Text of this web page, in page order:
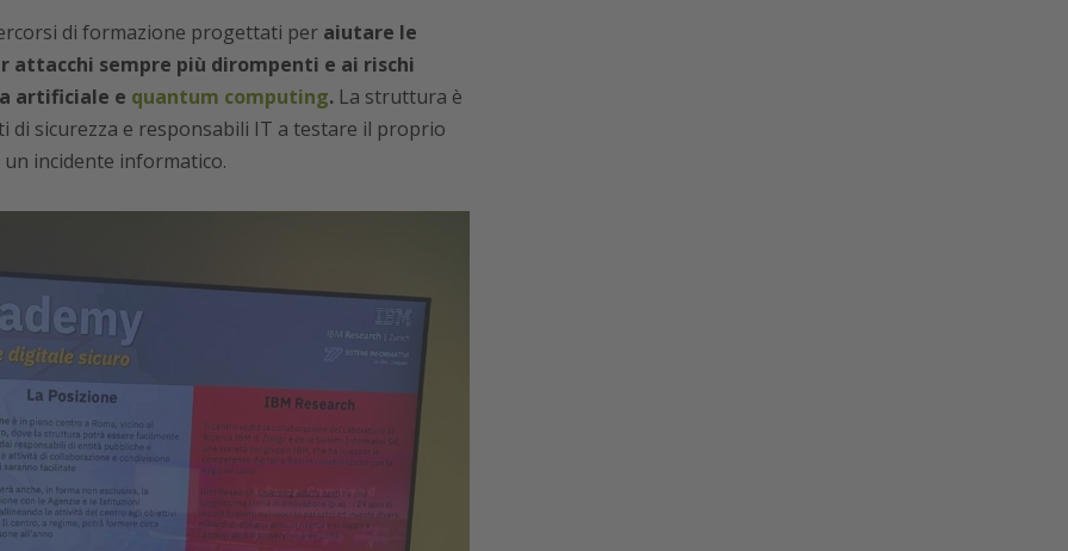
di formazione progettati per aiutare le
attacchi sempre più dirompenti e ai rischi
artificiale e quantum computing.La struttura è
sicurezza e responsabili IT a testare il proprio
incidente informatico.